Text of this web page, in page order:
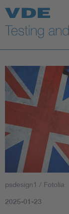
Key Topics
psdesign1 / Fotolia
2025-01-23